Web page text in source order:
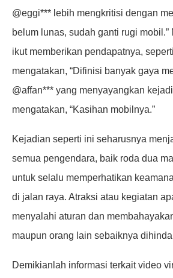
@eggi*** lebih mengkritisi dengan
belum lunas, sudah ganti rugi
ikut memberikan pendapatnya,
mengatakan, “Difinisi banyak gaya
@affan*** yang menyayangkan
mengatakan, “Kasihan mobilnya.”
Kejadian seperti ini seharusnya
semua pengendara, baik roda dua
untuk selalu memperhatikan
di jalan raya. Atraksi atau kegiatan
menyalahi aturan dan
maupun orang lain sebaiknya
Demikianlah informasi terkait video